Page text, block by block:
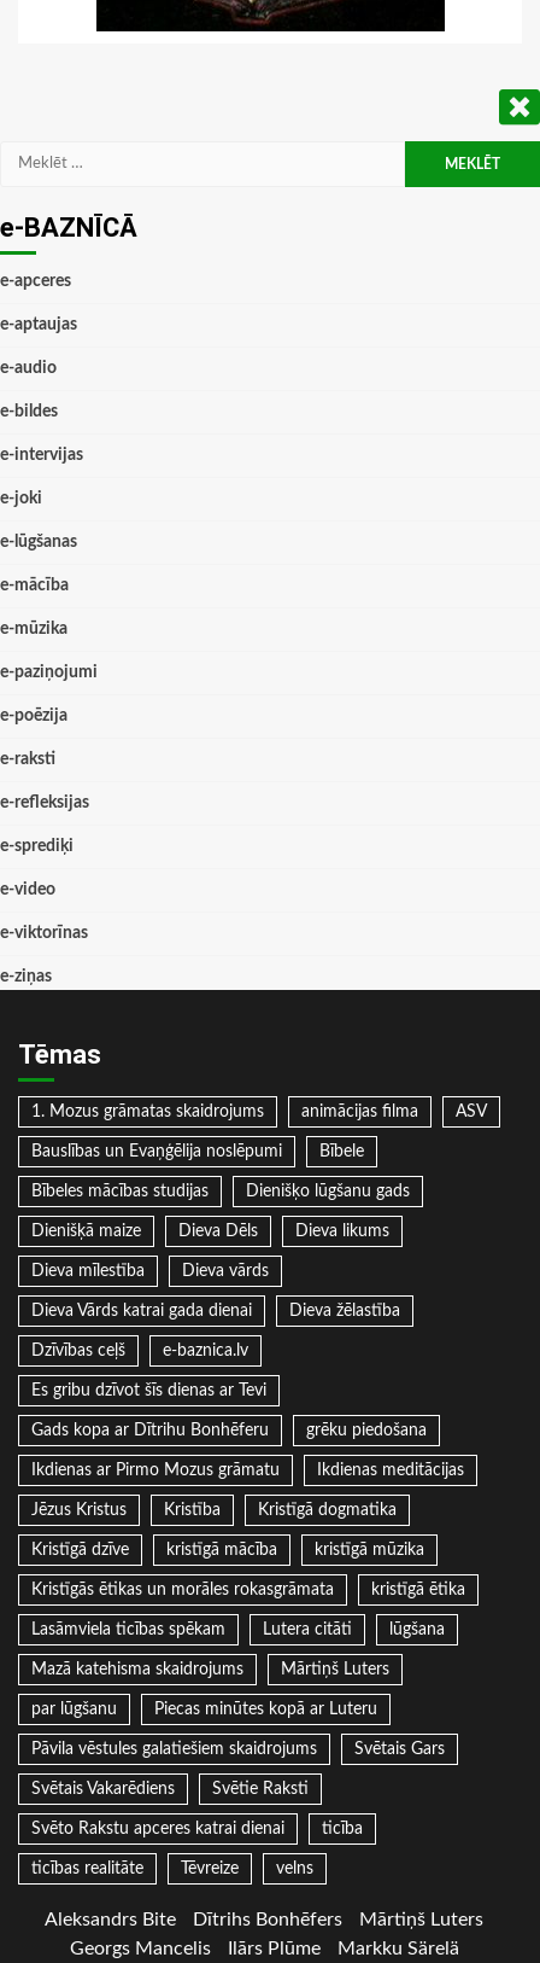
Meklēt:
e-BAZNĪCĀ
e-apceres
e-aptaujas
e-audio
e-bildes
e-intervijas
e-joki
e-lūgšanas
e-mācība
e-mūzika
e-paziņojumi
e-poēzija
e-raksti
e-refleksijas
e-sprediķi
e-video
e-viktorīnas
e-ziņas
Tēmas
1. Mozus grāmatas skaidrojums animācijas filma ASV
Bauslības un Evaņģēlija noslēpumi Bībele
Bībeles mācības studijas Dienišķo lūgšanu gads
Dienišķā maize Dieva Dēls Dieva likums
Dieva mīlestība Dieva vārds
Dieva Vārds katrai gada dienai Dieva žēlastība
Dzīvības ceļš e-baznica.lv
Es gribu dzīvot šīs dienas ar Tevi
Gads kopa ar Dītrihu Bonhēferu grēku piedošana
Ikdienas ar Pirmo Mozus grāmatu Ikdienas meditācijas
Jēzus Kristus Kristība Kristīgā dogmatika
Kristīgā dzīve kristīgā mācība kristīgā mūzika
Kristīgās ētikas un morāles rokasgrāmata kristīgā ētika
Lasāmviela ticības spēkam Lutera citāti lūgšana
Mazā katehisma skaidrojums Mārtiņš Luters
par lūgšanu Piecas minūtes kopā ar Luteru
Pāvila vēstules galatiešiem skaidrojums Svētais Gars
Svētais Vakarēdiens Svētie Raksti
Svēto Rakstu apceres katrai dienai ticība
ticības realitāte Tēvreize velns
Aleksandrs Bite Dītrihs Bonhēfers
Mārtiņš Luters
Georgs Mancelis
Ilārs Plūme Markku Särelä